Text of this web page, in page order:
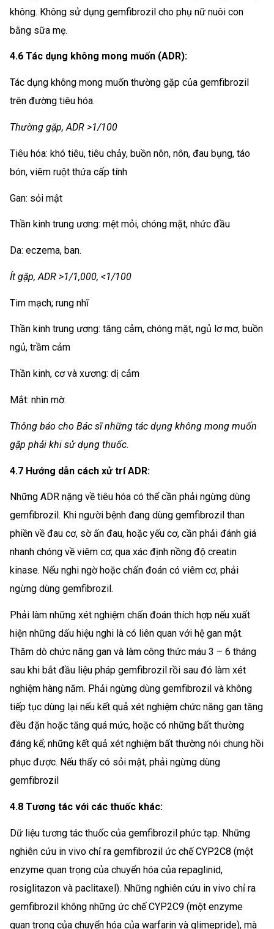
không. Không sử dụng gemfibrozil cho phụ nữ nuôi con
bằng sữa mẹ.
4.6 Tác dụng không mong muốn (ADR):
Tác dụng không mong muốn thường gặp của gemfibrozil
trên đường tiêu hóa.
Thường gặp, ADR >1/100
Tiêu hóa: khó tiêu, tiêu chảy, buồn nôn, nôn, đau bụng, táo
bón, viêm ruột thứa cấp tính
Gan: sỏi mật
Thần kinh trung ương: mệt mỏi, chóng mặt, nhức đầu
Da: eczema, ban.
Ít gặp, ADR >1/1,000, <1/100
Tim mạch; rung nhĩ
Thần kinh trung ương: tăng cảm, chóng mặt, ngủ lơ mơ, buồn
ngủ, trầm cảm
Thần kinh, cơ và xương: dị cảm
Mắt: nhìn mờ.
Thông báo cho Bác sĩ những tác dụng không mong muốn
gặp phải khi sử dụng thuốc.
4.7 Hướng dẫn cách xử trí ADR:
Những ADR nặng về tiêu hóa có thể cần phải ngừng dùng
gemfibrozil. Khi người bệnh đang dùng gemfibrozil than
phiền về đau cơ, sờ ấn đau, hoặc yếu cơ, cần phải đánh giá
nhanh chóng về viêm cơ; qua xác định nồng độ creatin
kinase. Nếu nghi ngờ hoặc chấn đoán có viêm cơ, phải
ngừng dùng gemfibrozil.
Phải làm những xét nghiệm chấn đoán thích hợp nếu xuất
hiện những dấu hiệu nghi là có liên quan với hệ gan mật.
Thăm dò chức năng gan và làm công thức máu 3 – 6 tháng
sau khi bắt đầu liệu pháp gemfibrozil rồi sau đó làm xét
nghiệm hàng năm. Phải ngừng dùng gemfibrozil và không
tiếp tục dùng lại nếu kết quả xét nghiệm chức năng gan tăng
đều đặn hoặc tăng quá mức, hoặc có những bất thường
đáng kể; những kết quả xét nghiệm bất thường nói chung hồi
phục được. Nếu thấy có sỏi mật, phải ngừng dùng
gemfibrozil
4.8 Tương tác với các thuốc khác:
Dữ liệu tương tác thuốc của gemfibrozil phức tạp. Những
nghiên cứu in vivo chỉ ra gemfibrozil ức chế CYP2C8 (một
enzyme quan trọng của chuyển hóa của repaglinid,
rosiglitazon và paclitaxel). Những nghiên cứu in vivo chỉ ra
gemfibrozil không những ức chế CYP2C9 (một enzyme
quan trọng của chuyển hóa của warfarin và glimepride), mà